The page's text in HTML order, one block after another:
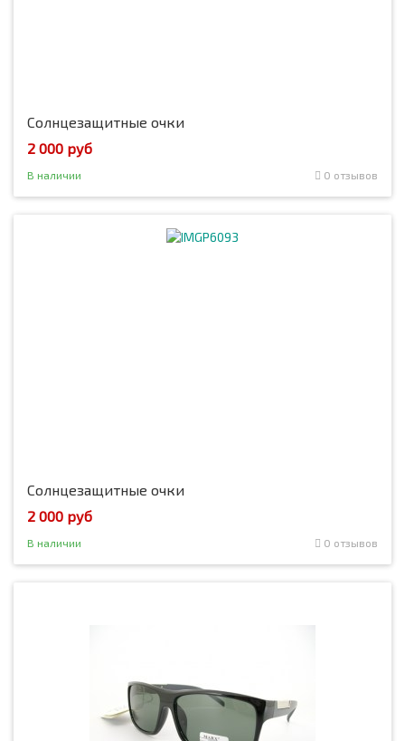
Солнцезащитные очки
2 000 руб
В наличии 0 отзывов
Солнцезащитные очки
2 000 руб
В наличии 0 отзывов